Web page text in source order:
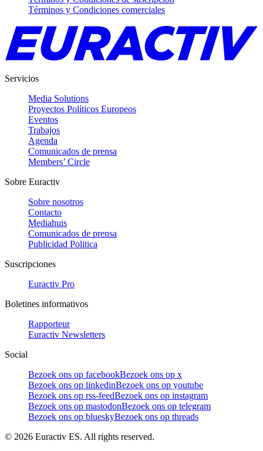
Términos y Condiciones comerciales
Servicios
Media Solutions
Proyectos Políticos Europeos
Eventos
Trabajos
Agenda
Comunicados de prensa
Members’ Circle
Sobre Euractiv
Sobre nosotros
Contacto
Mediahuis
Comunicados de prensa
Publicidad Politica
Suscripciones
Euractiv Pro
Boletines informativos
Rapporteur
Euractiv Newsletters
Social
Bezoek ons op facebookBezoek ons op x
Bezoek ons op linkedinBezoek ons op youtube
Bezoek ons op rss-feedBezoek ons op instagram
Bezoek ons op mastodonBezoek ons op telegram
Bezoek ons op blueskyBezoek ons op threads
© 2026 Euractiv ES. All rights reserved.